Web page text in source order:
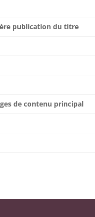
publication du titre
de contenu principal